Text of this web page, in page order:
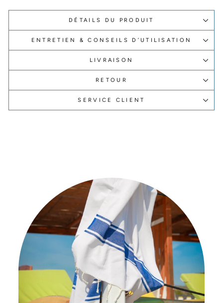
DÉTAILS DU PRODUIT
ENTRETIEN & CONSEILS D’UTILISATION
LIVRAISON
RETOUR
SERVICE CLIENT